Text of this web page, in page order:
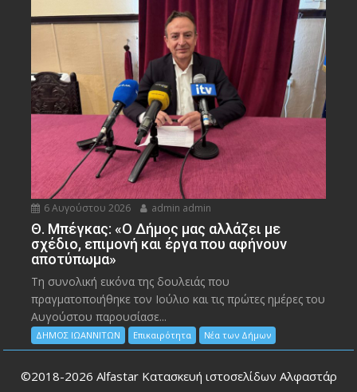
6 Αυγούστου 2026 admin admin
Θ. Μπέγκας: «Ο Δήμος μας αλλάζει με
σχέδιο, επιμονή και έργα που αφήνουν
αποτύπωμα»
Τη συνολική εικόνα της δουλειάς που
πραγματοποιήθηκε τον Ιούλιο και τις πρώτες ημέρες του
Αυγούστου παρουσίασε...
ΔΗΜΟΣ ΙΩΑΝΝΙΤΩΝ Επικαιρότητα Νέα των Δήμων
©2018-2026 Alfastar Κατασκευή ιστοσελίδων Αλφαστάρ